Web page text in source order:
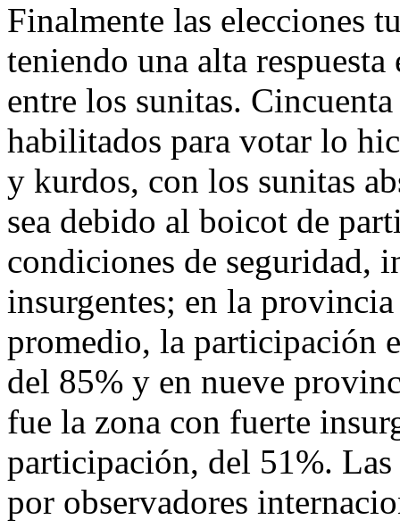
Finalmente las elecciones
teniendo una alta
entre los sunitas.
habilitados para votar lo
y kurdos, con los sunitas
sea debido al boicot de
condiciones de seguridad,
insurgentes; en la
promedio, la participación
del 85% y en nueve
fue la zona con fuerte
participación, del 51%.
por observadores